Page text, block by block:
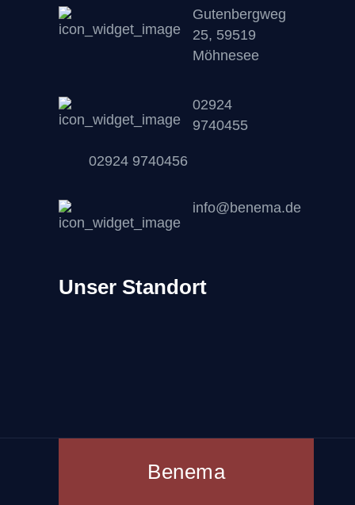
Gutenbergweg
25, 59519
Möhnesee
02924
9740455
02924 9740456
info@benema.de
Unser Standort
Benema